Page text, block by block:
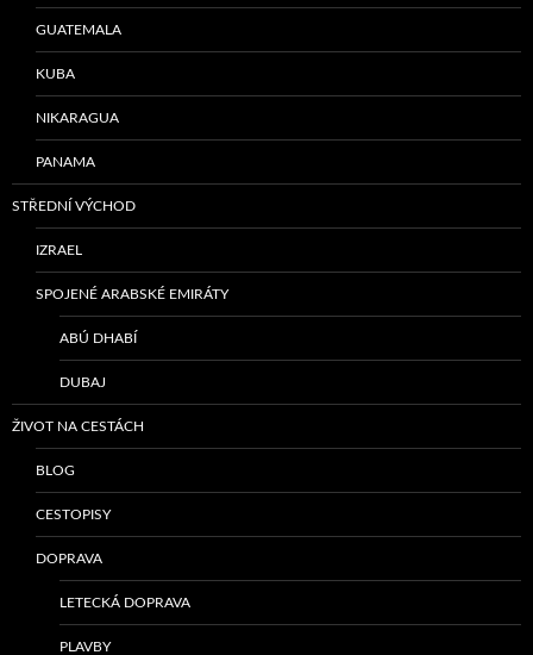
GUATEMALA
KUBA
NIKARAGUA
PANAMA
STŘEDNÍ VÝCHOD
IZRAEL
SPOJENÉ ARABSKÉ EMIRÁTY
ABÚ DHABÍ
DUBAJ
ŽIVOT NA CESTÁCH
BLOG
CESTOPISY
DOPRAVA
LETECKÁ DOPRAVA
PLAVBY